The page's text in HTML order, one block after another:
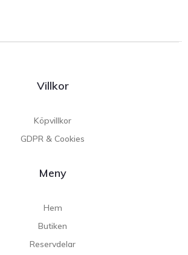
Villkor
Köpvillkor
GDPR & Cookies
Meny
Hem
Butiken
Reservdelar